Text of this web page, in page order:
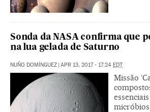
Sonda da NASA confirma que
na lua gelada de Saturno
NUÑO DOMÍNGUEZ | APR 13, 2017 - 17:24 EDT
Missão